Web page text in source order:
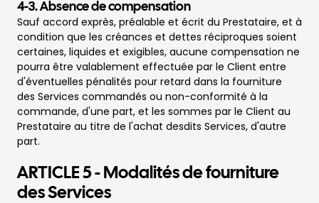
4-3.Absence de compensation
Sauf accord exprès, préalable et écrit du Prestataire, et à
condition que les créances et dettes réciproques soient
certaines, liquides et exigibles, aucune compensation ne
pourra être valablement effectuée par le Client entre
d'éventuelles pénalités pour retard dans la fourniture
des Services commandés ou non-conformité à la
commande, d'une part, et les sommes par le Client au
Prestataire au titre de l'achat desdits Services, d'autre
part.
ARTICLE 5 - Modalités de fourniture
des Services